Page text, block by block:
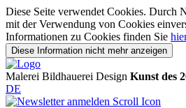
Diese Seite verwendet Cookies. Durch
mit der Verwendung von Cookies
Informationen zu Cookies finden Sie
Diese Information nicht mehr anzeigen
Malerei Bildhauerei Design Kunst des
DE